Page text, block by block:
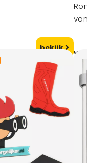
bekijk